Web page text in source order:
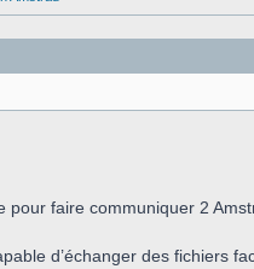
pour faire communiquer 2
d’échanger des fichiers